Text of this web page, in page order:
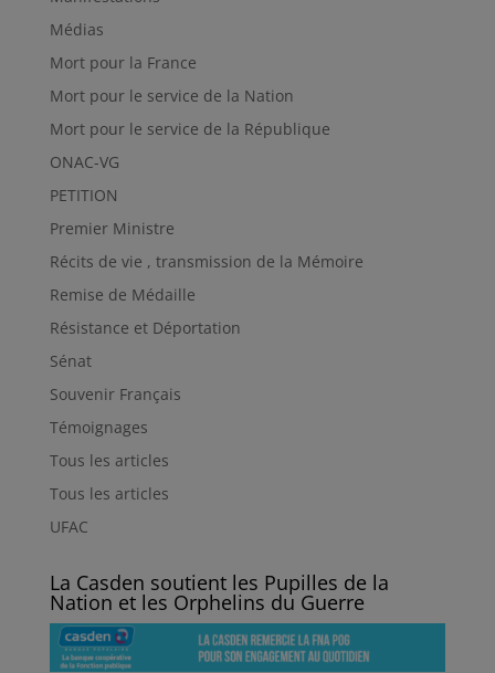
Médias
Mort pour la France
Mort pour le service de la Nation
Mort pour le service de la République
ONAC-VG
PETITION
Premier Ministre
Récits de vie , transmission de la Mémoire
Remise de Médaille
Résistance et Déportation
Sénat
Souvenir Français
Témoignages
Tous les articles
Tous les articles
UFAC
La Casden soutient les Pupilles de la
Nation et les Orphelins du Guerre